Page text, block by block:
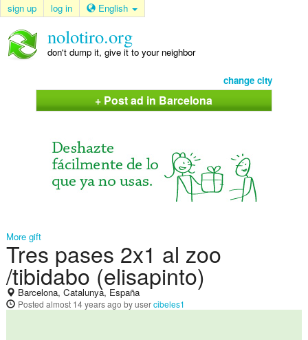
sign up log in English
nolotiro.org
don't dump it, give it to your neighbor
change city
+ Post ad in Barcelona
More gift
Tres pases 2x1 al zoo
/tibidabo (elisapinto)
Barcelona, Catalunya, España
Posted almost 14 years ago by usercibeles1